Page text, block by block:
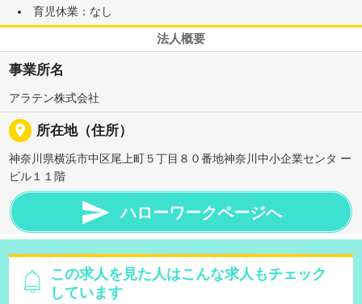
育児休業：なし
法人概要
事業所名
アラテン株式会社
place 所在地（住所）
神奈川県横浜市中区尾上町５丁目８０番地神奈川中小企業センタ ー
ビル１１階
 ハローワークページへ
この求人を見た人はこんな求人もチェック
しています